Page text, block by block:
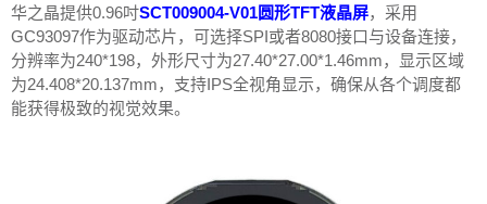
华之晶提供0.96吋SCT009004-V01圆形TFT液晶屏，采用
GC93097作为驱动芯片，可选择SPI或者8080接口与设备连接，
分辨率为240*198，外形尺寸为27.40*27.00*1.46mm，显示区域
为24.408*20.137mm，支持IPS全视角显示，确保从各个调度都
能获得极致的视觉效果。